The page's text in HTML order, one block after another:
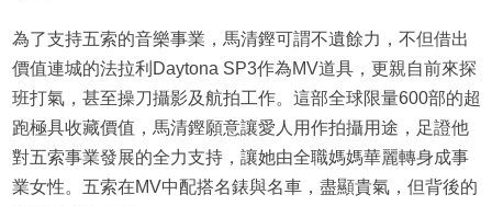
為了支持五索的音樂事業，馬清鏗可謂不遺餘力，不但借出
價值連城的法拉利Daytona SP3作為MV道具，更親自前來探
班打氣，甚至操刀攝影及航拍工作。這部全球限量600部的超
跑極具收藏價值，馬清鏗願意讓愛人用作拍攝用途，足證他
對五索事業發展的全力支持，讓她由全職媽媽華麗轉身成事
業女性。五索在MV中配搭名錶與名車，盡顯貴氣，但背後的